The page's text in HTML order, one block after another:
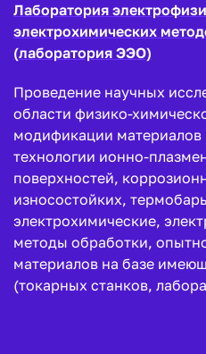
Лаборатория
электрохимических
(лаборатория ЭЭО)
Проведение научных
области физико-
модификации материалов
технологии ионно-
поверхностей,
износостойких,
электрохимические,
методы обработки,
материалов на базе
(токарных станков,